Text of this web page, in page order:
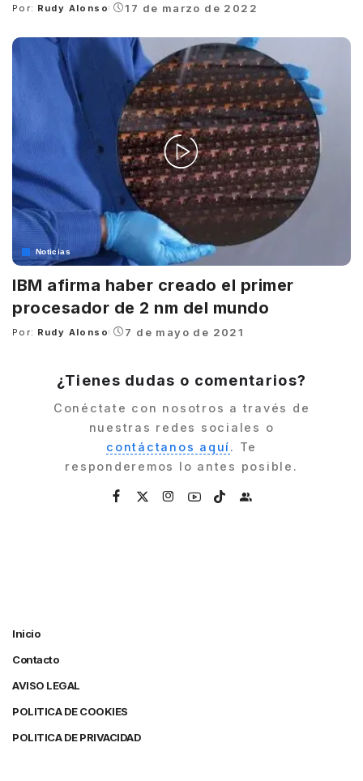
Posted
Por: Rudy Alonso 17 de marzo de 2022
Noticias
IBM afirma haber creado el primer
procesador de 2 nm del mundo
Posted
Por: Rudy Alonso 7 de mayo de 2021
¿Tienes dudas o comentarios?
Conéctate con nosotros a través de
nuestras redes sociales o
contáctanos aquí. Te
responderemos lo antes posible.
Inicio
Contacto
AVISO LEGAL
POLITICA DE COOKIES
POLITICA DE PRIVACIDAD